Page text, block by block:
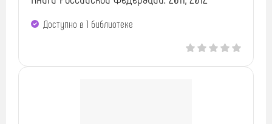
Доступно в 1 библиотекe